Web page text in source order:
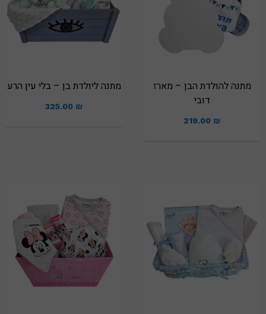
מתנה להולדת הבן – מארז
דובי
219.00 ₪
מתנה ליולדת בן – בלי עין הרע
325.00 ₪